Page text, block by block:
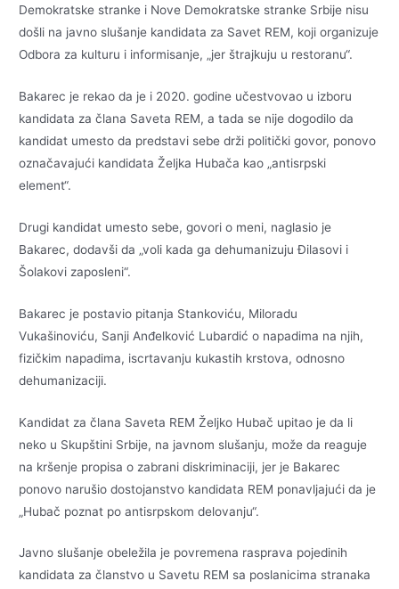
Demokratske stranke i Nove Demokratske stranke Srbije nisu
došli na javno slušanje kandidata za Savet REM, koji organizuje
Odbora za kulturu i informisanje, „jer štrajkuju u restoranu“.
Bakarec je rekao da je i 2020. godine učestvovao u izboru
kandidata za člana Saveta REM, a tada se nije dogodilo da
kandidat umesto da predstavi sebe drži politički govor, ponovo
označavajući kandidata Željka Hubača kao „antisrpski
element“.
Drugi kandidat umesto sebe, govori o meni, naglasio je
Bakarec, dodavši da „voli kada ga dehumanizuju Đilasovi i
Šolakovi zaposleni“.
Bakarec je postavio pitanja Stankoviću, Miloradu
Vukašinoviću, Sanji Anđelković Lubardić o napadima na njih,
fizičkim napadima, iscrtavanju kukastih krstova, odnosno
dehumanizaciji.
Kandidat za člana Saveta REM Željko Hubač upitao je da li
neko u Skupštini Srbije, na javnom slušanju, može da reaguje
na kršenje propisa o zabrani diskriminaciji, jer je Bakarec
ponovo narušio dostojanstvo kandidata REM ponavljajući da je
„Hubač poznat po antisrpskom delovanju“.
Javno slušanje obeležila je povremena rasprava pojedinih
kandidata za članstvo u Savetu REM sa poslanicima stranaka